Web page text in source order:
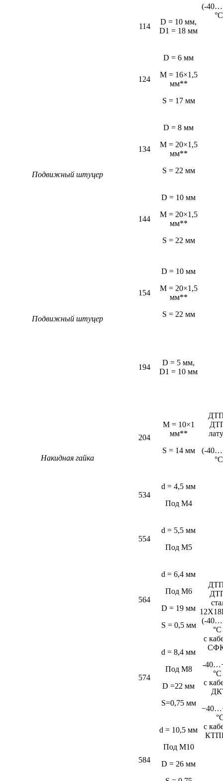
(-
114
D = 10 мм,
D1 = 18 мм
Подвижный штуцер
124
D = 6 мм
M = 16×1,5
мм**
S = 17 мм
134
D = 8 мм
M = 20×1,5
мм**
S = 22 мм
144
D = 10 мм
M = 20×1,5
мм**
S = 22 мм
Подвижный штуцер
154
D = 10 мм
M = 20×1,5
мм**
S = 22 мм
194
D = 5 мм,
D1 = 10 мм
Накидная гайка
204
M = 10×1
мм**
S = 14 мм
(-
534
d = 4,5 мм
Под М4
(-
°C
c
-
°C
c
c
554
d = 5,5 мм
Под М5
564
d = 6,4 мм
Под М6
D = 19 мм
S = 0,5 мм
574
d = 8,4 мм
Под М8
D =22 мм
S=0,75 мм
584
d = 10,5 мм
Под М10
D = 26 мм